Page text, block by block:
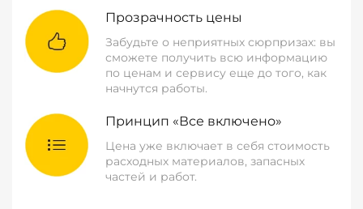
Прозрачность цены
Забудьте о неприятных сюрпризах: вы
сможете получить всю информацию
по ценам и сервису еще до того, как
начнутся работы.
Принцип «Все включено»
Цена уже включает в себя стоимость
расходных материалов, запасных
частей и работ.